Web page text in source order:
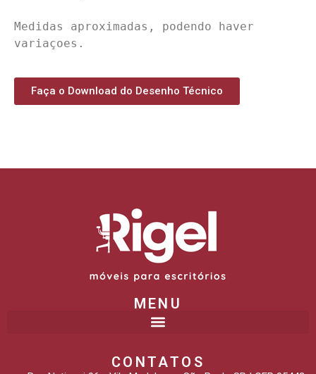
Medidas aproximadas, podendo haver
variaçoes.
Faça o Download do Desenho Técnico
MENU
CONTATOS